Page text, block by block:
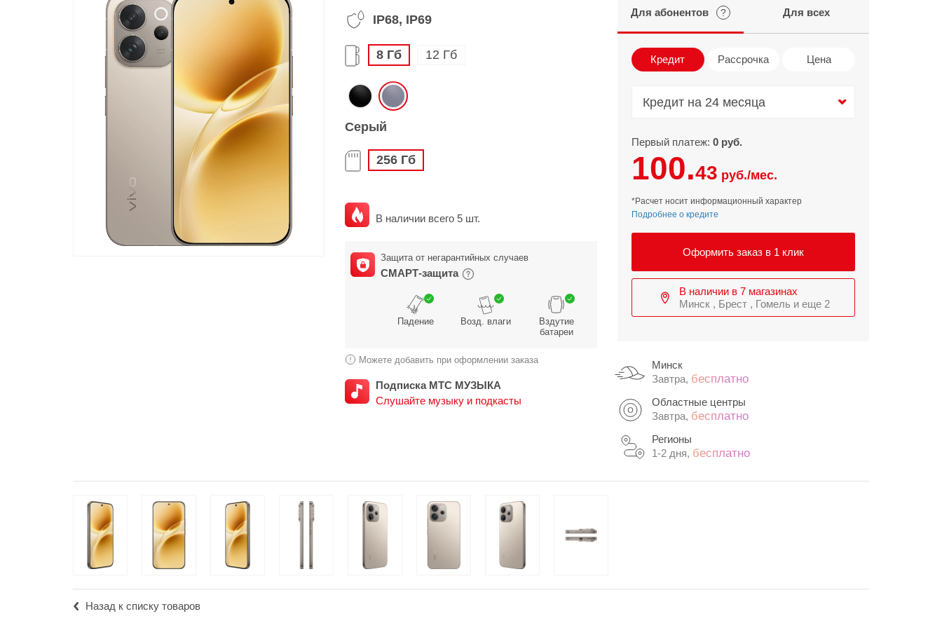
POCO F
POCO X
POCO C
realme
realme C
realme note
Infinix GT
Infinix Note
Blackview
Телевизоры
Гаджеты
Мобильные кассы
Интернет для дома
Аксессуары
Cертификаты
IP68, IP69
8 Гб 12 Гб
Серый
256 Гб
В наличии всего 5 шт.
Защита от негарантийных случаев
СМАРТ-защита
Падение Возд. влаги
Вздутие
батареи
Можете добавить при оформлении заказа
Подписка МТС МУЗЫКА
Слушайте музыку и подкасты
Для абонентов ? Для всех
Кредит Рассрочка Цена
Кредит на 24 месяца
Первый платеж: 0 руб.
100.43 руб./мес.
*Расчет носит информационный характер
Подробнее о кредите
Оформить заказ в 1 клик
В наличии в 7 магазинах
Минск , Брест , Гомель и еще 2
Кредит на 24 месяца
Минск
Завтра, бесплатно
Областные центры
Завтра, бесплатно
Регионы
1-2 дня, бесплатно
Назад к списку товаров